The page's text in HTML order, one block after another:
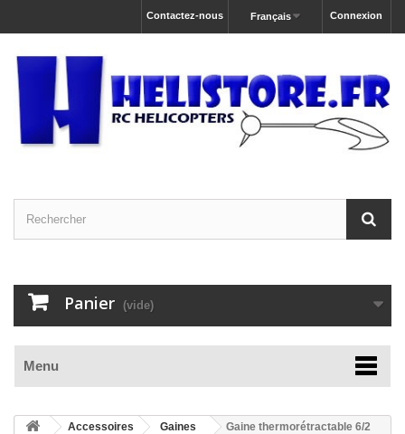
Connexion
Français
Contactez-nous
Panier (vide)
Menu
Accessoires Gaines
Gaine thermorétractable 6/2